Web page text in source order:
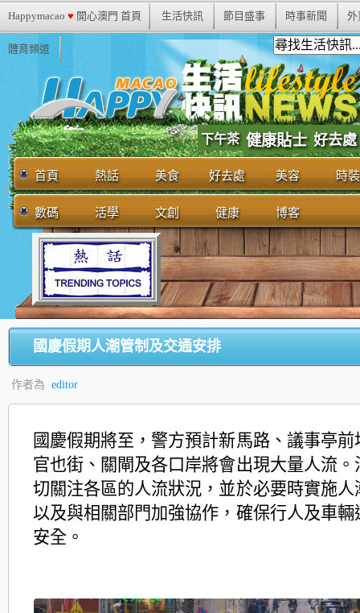
Happymacao ♥ 開心澳門 首頁 生活快訊 節目盛事 時事新聞 外
體育頻道
下午茶 健康貼士 好去處
首頁 熱話 美食 好去處 美容 時裝
數碼 活學 文創 健康 博客
國慶假期人潮管制及交通安排
作者為 editor
國慶假期將至，警方預計新馬路、議事亭
官也街、關閘及各口岸將會出現大量人流。
切關注各區的人流狀況，並於必要時實施人
以及與相關部門加強協作，確保行人及車輛
安全。